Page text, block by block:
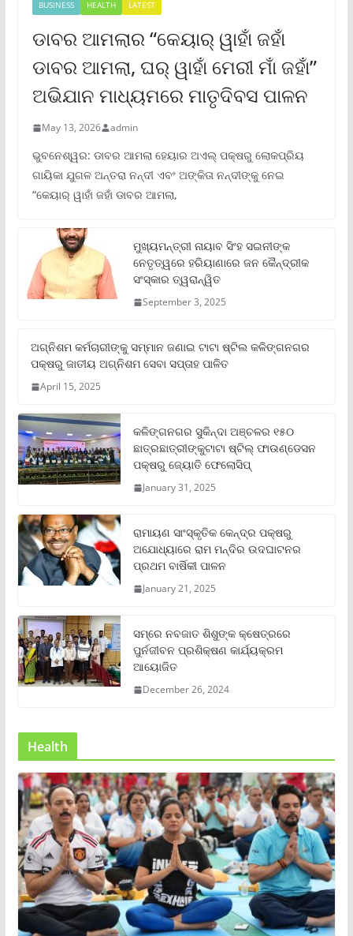
BUSINESS HEALTH LATEST
ଡାବର ଆମଲାର “କେୟାର୍ ୱାହାଁ ଜହାଁ
ଡାବର ଆମଲା, ଘର୍ ୱାହାଁ ମେରୀ ମାଁ ଜହାଁ”
ଅଭିଯାନ ମାଧ୍ୟମରେ ମାତୃଦିବସ ପାଳନ
May 13, 2026 admin
ଭୁବନେଶ୍ୱର: ଡାବର ଆମଲା ହେୟାର ଅଏଲ୍ ପକ୍ଷରୁ ଲୋକପ୍ରିୟ
ଗାୟିକା ଯୁଗଳ ଅନ୍ତରା ନନ୍ଦୀ ଏବଂ ଅଙ୍କିତା ନନ୍ଦୀଙ୍କୁ ନେଇ
“କେୟାର୍ ୱାହାଁ ଜହାଁ ଡାବର ଆମଲା,
ମୁଖ୍ୟମନ୍ତ୍ରୀ ନାୟାବ ସିଂହ ସଇନୀଙ୍କ
ନେତୃତ୍ୱରେ ହରିୟାଣାରେ ଜନ କୈନ୍ଦ୍ରୀକ
ସଂସ୍କାର ତ୍ୱରାନ୍ୱିତ
September 3, 2025
ଅଗ୍ନିଶମ କର୍ମଚାରୀଙ୍କୁ ସମ୍ମାନ ଜଣାଇ ଟାଟା ଷ୍ଟିଲ କଳିଙ୍ଗନଗର
ପକ୍ଷରୁ ଜାତୀୟ ଅଗ୍ନିଶମ ସେବା ସପ୍ତାହ ପାଳିତ
April 15, 2025
କଳିଙ୍ଗନଗର ସୁକିନ୍ଦା ଅଞ୍ଚଳର ୧୫୦
ଛାତ୍ରଛାତ୍ରୀଙ୍କୁଟାଟା ଷ୍ଟିଲ୍ ଫାଉଣ୍ଡେସନ
ପକ୍ଷରୁ ଜ୍ୟୋତି ଫେଲୋସିପ୍‌
January 31, 2025
ରାମାୟଣ ସାଂସ୍କୃତିକ କେନ୍ଦ୍ର ପକ୍ଷରୁ
ଅଯୋଧ୍ୟାରେ ରାମ ମନ୍ଦିର ଉଦଘାଟନର
ପ୍ରଥମ ବାର୍ଷିକୀ ପାଳନ
January 21, 2025
ସମ୍‌ରେ ନବଜାତ ଶିଶୁଙ୍କ କ୍ଷେତ୍ରରେ
ପୁର୍ନଜୀବନ ପ୍ରଶିକ୍ଷଣ କାର୍ଯ୍ୟକ୍ରମ
ଆୟୋଜିତ
December 26, 2024
Health